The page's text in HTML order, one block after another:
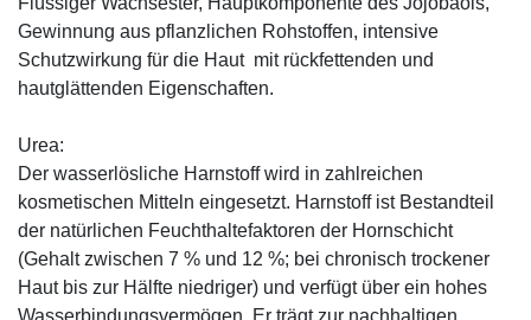
Gewinnung aus pflanzlichen Rohstoffen, intensive
Schutzwirkung für die Haut mit rückfettenden und
hautglättenden Eigenschaften.
Urea:
Der wasserlösliche Harnstoff wird in zahlreichen
kosmetischen Mitteln eingesetzt. Harnstoff ist Bestandteil
der natürlichen Feuchthaltefaktoren der Hornschicht
(Gehalt zwischen 7 % und 12 %; bei chronisch trockener
Haut bis zur Hälfte niedriger) und verfügt über ein hohes
Wasserbindungsvermögen. Er trägt zur nachhaltigen